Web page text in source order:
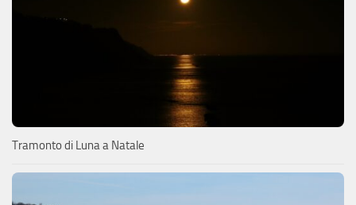
Tramonto di Luna a Natale